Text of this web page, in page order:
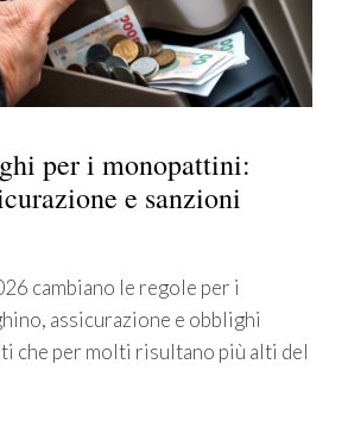
per i monopattini:
e sanzioni
cambiano le regole per i
assicurazione e obblighi
che per molti risultano più alti del